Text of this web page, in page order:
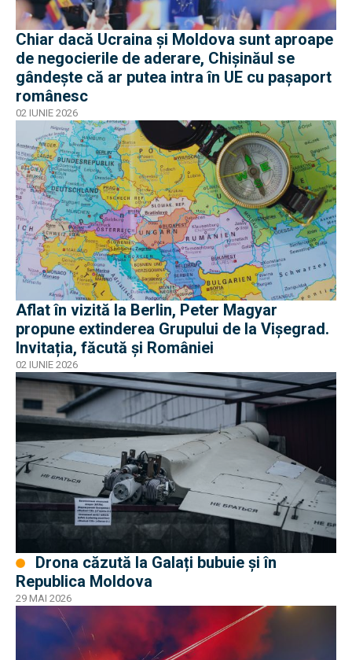
Chiar dacă Ucraina și Moldova sunt aproape
de negocierile de aderare, Chișinăul se
gândește că ar putea intra în UE cu pașaport
românesc
02 IUNIE 2026
Aflat în vizită la Berlin, Peter Magyar
propune extinderea Grupului de la Vişegrad.
Invitația, făcută și României
02 IUNIE 2026
Republica Moldova
29 MAI 2026